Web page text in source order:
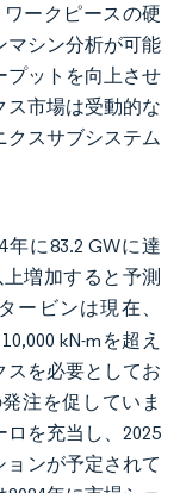
ークピースの硬
マシン分析が可能
プットを向上させ
ス市場は受動的な
クスサブシステム
に83.2 GWに達
上増加すると予測
ービンは現在、
kN-mを超え
スを必要としてお
注を促していま
を充当し、2025
ョンが予定されて